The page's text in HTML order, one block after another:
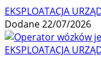
EKSPLOATACJA
Dodane 22/07/2026
EKSPLOATACJA